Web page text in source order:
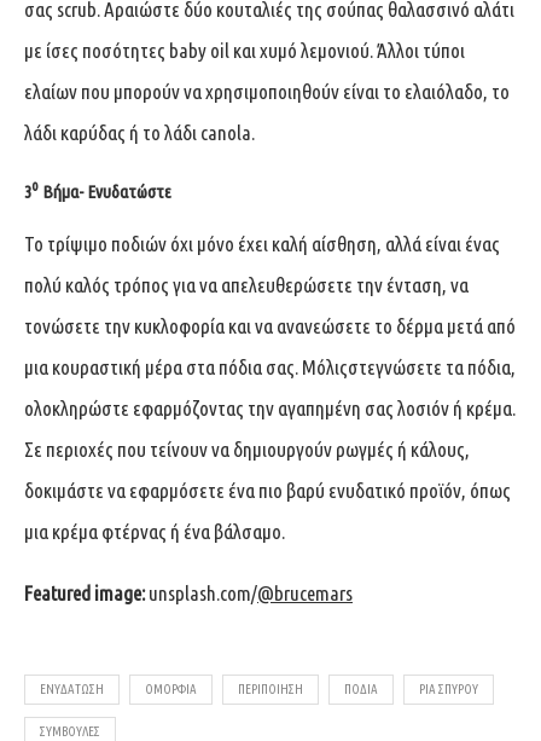
σας scrub. Αραιώστε δύο κουταλιές της σούπας θαλασσινό αλάτι
με ίσες ποσότητες baby oil και χυμό λεμονιού. Άλλοι τύποι
ελαίων που μπορούν να χρησιμοποιηθούν είναι το ελαιόλαδο, το
λάδι καρύδας ή το λάδι canola.
3ο Βήμα- Ενυδατώστε
Το τρίψιμο ποδιών όχι μόνο έχει καλή αίσθηση, αλλά είναι ένας
πολύ καλός τρόπος για να απελευθερώσετε την ένταση, να
τονώσετε την κυκλοφορία και να ανανεώσετε το δέρμα μετά από
μια κουραστική μέρα στα πόδια σας. Μόλιςστεγνώσετε τα πόδια,
ολοκληρώστε εφαρμόζοντας την αγαπημένη σας λοσιόν ή κρέμα.
Σε περιοχές που τείνουν να δημιουργούν ρωγμές ή κάλους,
δοκιμάστε να εφαρμόσετε ένα πιο βαρύ ενυδατικό προϊόν, όπως
μια κρέμα φτέρνας ή ένα βάλσαμο.
Featured image:unsplash.com/@brucemars
ΕΝΥΔΆΤΩΣΗ ΟΜΟΡΦΙΆ ΠΕΡΙΠΟΊΗΣΗ ΠΌΔΙΑ ΡΊΑ ΣΠΎΡΟΥ
ΣΥΜΒΟΥΛΈΣ